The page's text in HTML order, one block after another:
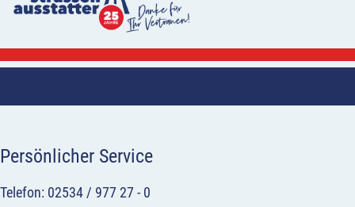
Persönlicher Service
Telefon: 02534 / 977 27 - 0